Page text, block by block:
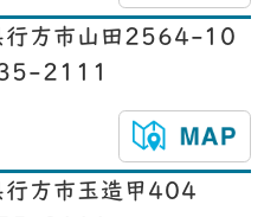
方市山田2564-10
35-2111
方市玉造甲404